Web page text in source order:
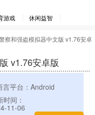
游戏
休闲益智
察和强盗模拟器中文版 v1.76安卓
v1.76安卓版
言平台：Android
时间：
11-06